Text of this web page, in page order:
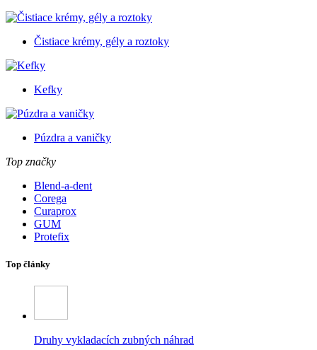
Čistiace krémy, gély a roztoky
Kefky
Púzdra a vaničky
Top značky
Blend-a-dent
Corega
Curaprox
GUM
Protefix
Top články
Druhy vykladacích zubných náhrad